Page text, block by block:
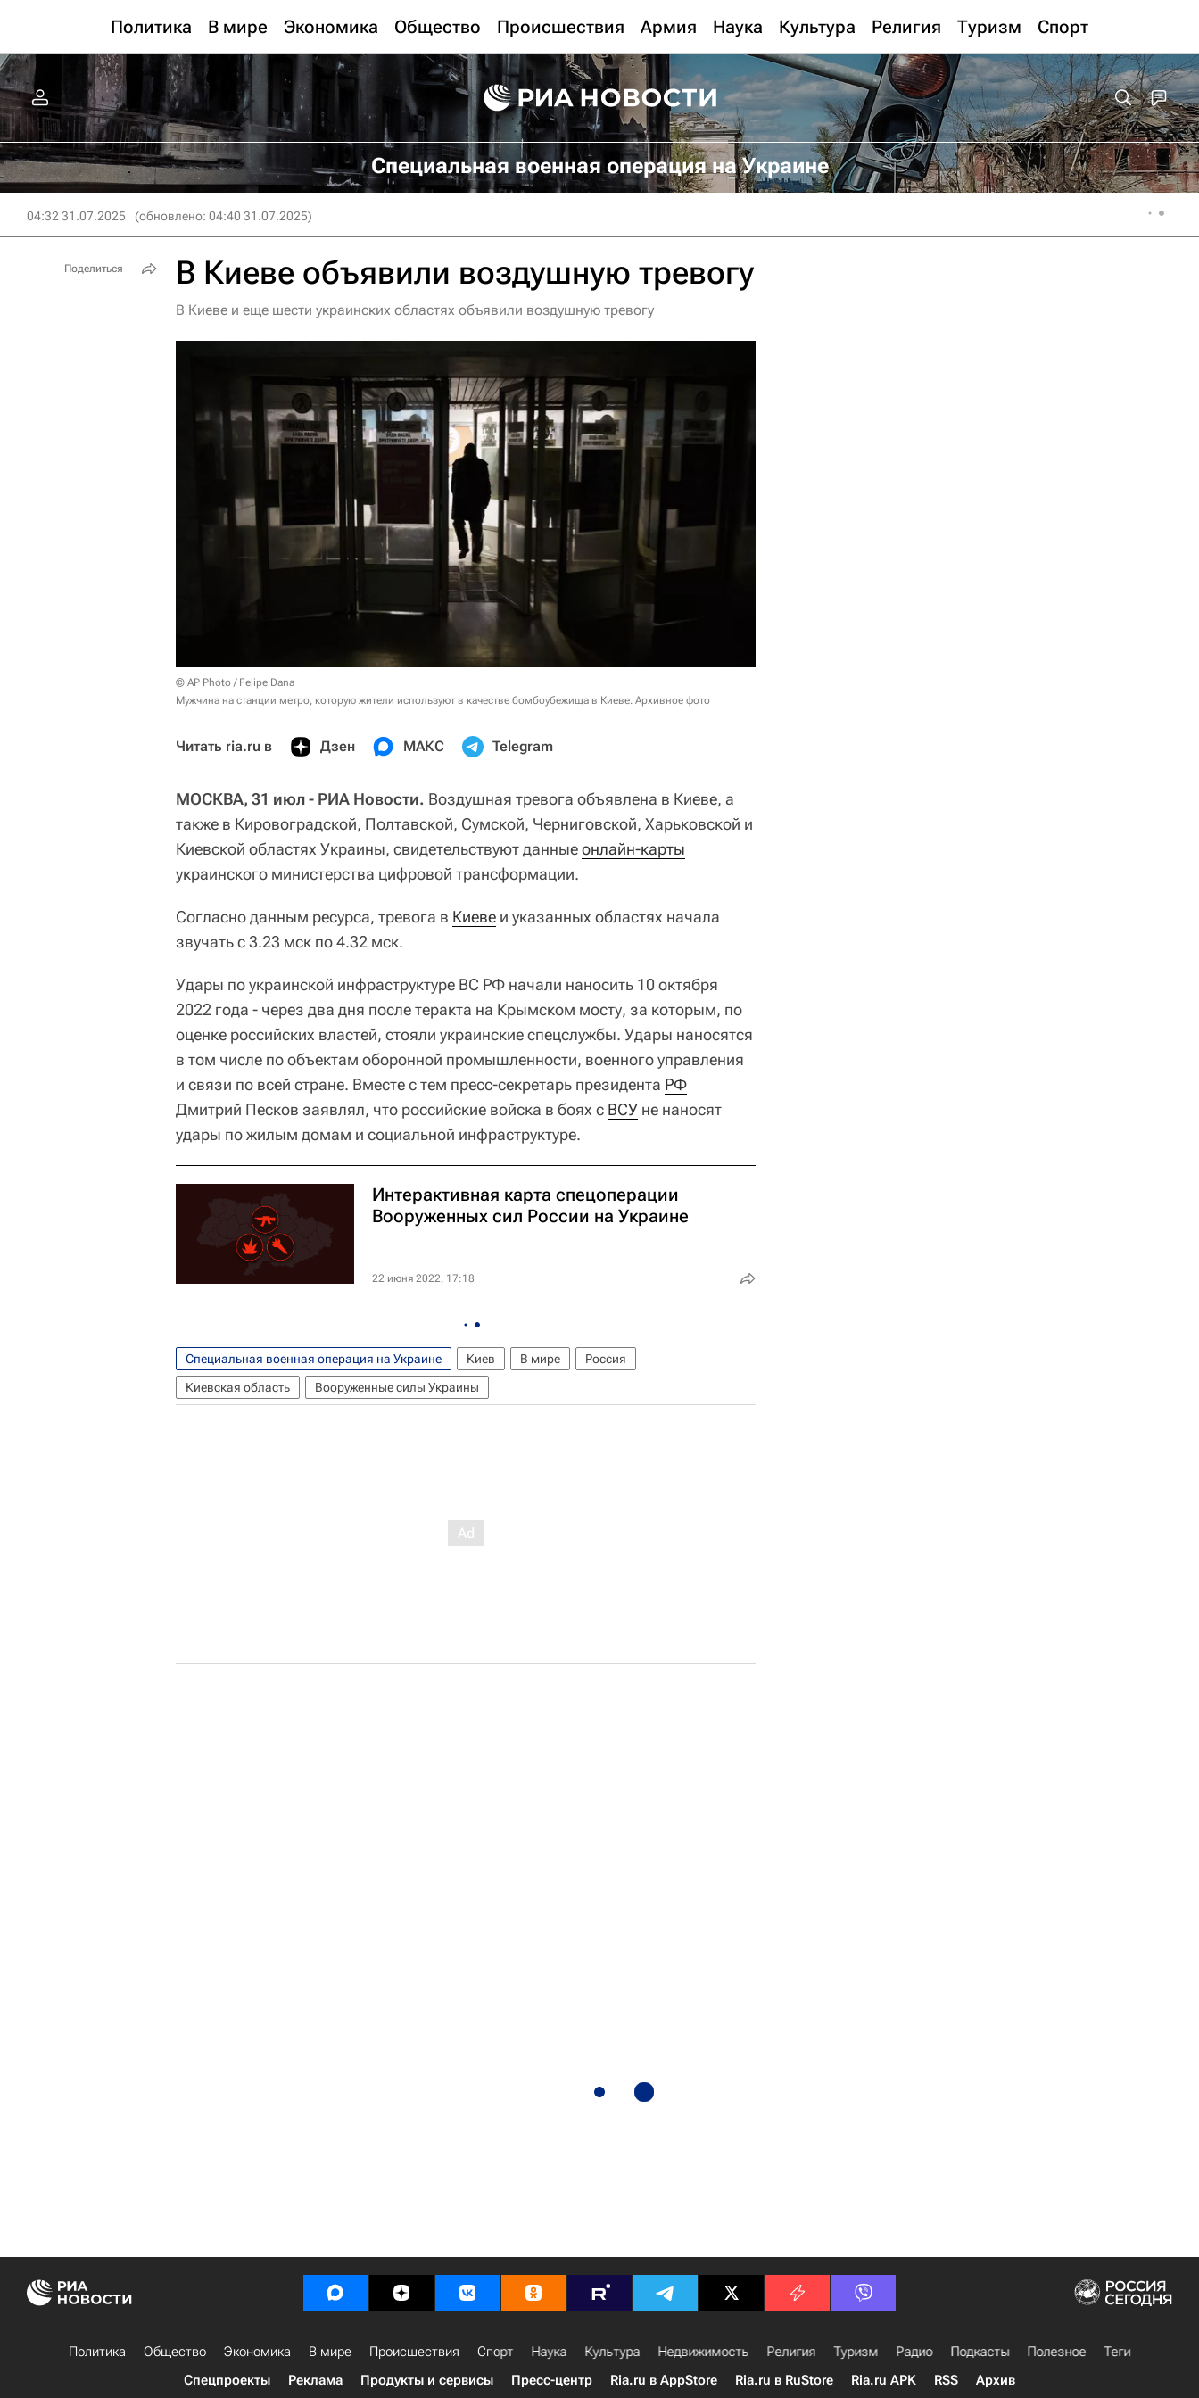
Политика В мире Экономика Общество Происшествия Армия Наука Культура Религия Туризм Спорт
Специальная военная операция на Украине
04:32 31.07.2025 (обновлено: 04:40 31.07.2025)
В Киеве объявили воздушную тревогу
В Киеве и еще шести украинских областях объявили воздушную тревогу
© AP Photo / Felipe Dana
Мужчина на станции метро, ​​которую жители используют в качестве бомбоубежища в Киеве. Архивное фото
Читать ria.ru в Дзен МАКС Telegram
МОСКВА, 31 июл - РИА Новости. Воздушная тревога объявлена в Киеве, а
также в Кировоградской, Полтавской, Сумской, Черниговской, Харьковской и
Киевской областях Украины, свидетельствуют данныеонлайн-карты
украинского министерства цифровой трансформации.
Согласно данным ресурса, тревога в Киеве и указанных областях начала
звучать с 3.23 мск по 4.32 мск.
Удары по украинской инфраструктуре ВС РФ начали наносить 10 октября
2022 года - через два дня после теракта на Крымском мосту, за которым, по
оценке российских властей, стояли украинские спецслужбы. Удары наносятся
в том числе по объектам оборонной промышленности, военного управления
и связи по всей стране. Вместе с тем пресс-секретарь президента РФ
Дмитрий Песков заявлял, что российские войска в боях с ВСУ не наносят
удары по жилым домам и социальной инфраструктуре.
Интерактивная карта спецоперации
Вооруженных сил России на Украине
22 июня 2022, 17:18
Специальная военная операция на Украине Киев В мире
Россия
Киевская область
Вооруженные силы Украины
Поделиться
Политика Общество Экономика В мире Происшествия Спорт Наука Культура Недвижимость Религия Туризм Радио Подкасты Полезное
Теги
Спецпроекты
Реклама Продукты и сервисы Пресс-центр Ria.ru в AppStore Ria.ru в RuStore Ria.ru APK RSS Архив